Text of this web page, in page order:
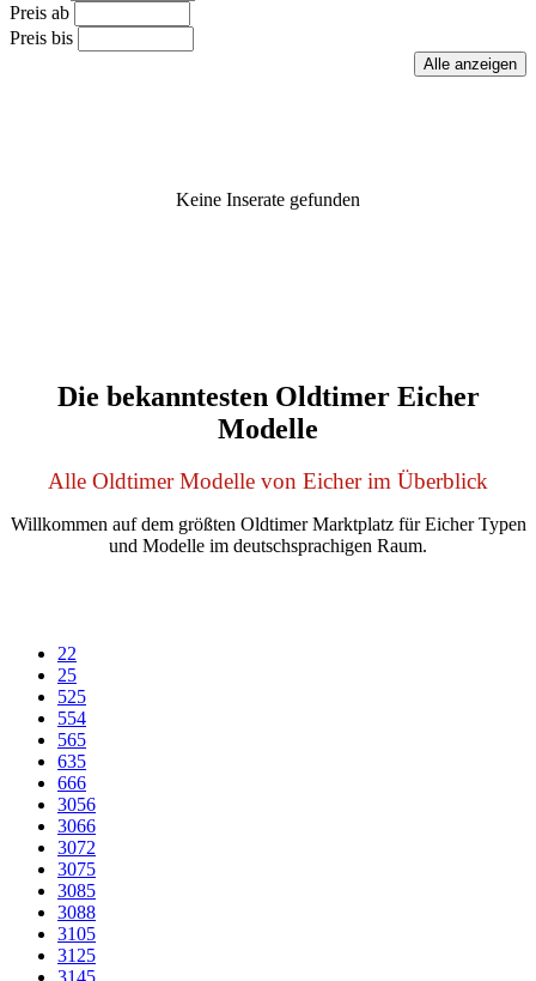
Preis ab
Preis bis
Keine Inserate gefunden
Die bekanntesten Oldtimer Eicher
Modelle
Alle Oldtimer Modelle von Eicher im Überblick
Willkommen auf dem größten Oldtimer Marktplatz für Eicher Typen
und Modelle im deutschsprachigen Raum.
22
25
525
554
565
635
666
3056
3066
3072
3075
3085
3088
3105
3125